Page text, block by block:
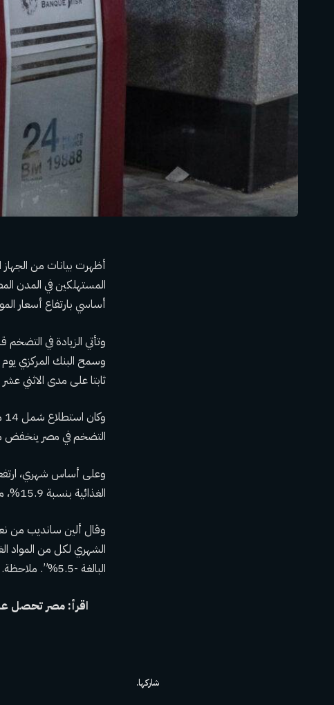
أظهرت بيانات من الجهاز
أساسي بارتفاع أسعار
وتأتي الزيادة في
ثابتا على مدى الاثني
التضخم في مصر ينخفض ​​من أعلى
الغذائية بنسبة 15.9%، مقارنة بـ 1.4% في يناير.
وقال ألين سانديب من
الشهري لكل من المواد
البالغة -5.5%”. ملاحظة.
اقرأ: مصر تحصل على صفقة مع
شاركها.